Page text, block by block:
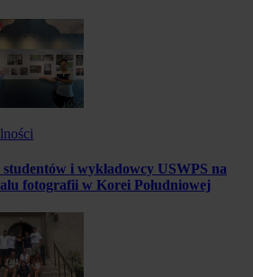
studentów i wykładowcy USWPS na
fotografii w Korei Południowej